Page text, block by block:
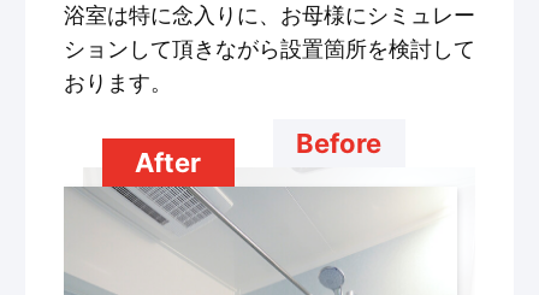
浴室は特に念入りに、お母様にシミュレー
ションして頂きながら設置箇所を検討して
おります。
Before
After